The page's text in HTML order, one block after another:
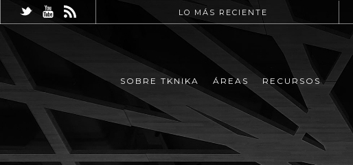
LO MÁS RECIENTE
SOBRE TKNIKA ÁREAS RECURSOS